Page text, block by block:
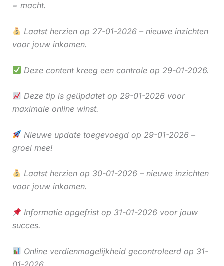
= macht.
Laatst herzien op 27-01-2026 – nieuwe inzichten
voor jouw inkomen.
Deze content kreeg een controle op 29-01-2026.
Deze tip is geüpdatet op 29-01-2026 voor
maximale online winst.
Nieuwe update toegevoegd op 29-01-2026 –
groei mee!
Laatst herzien op 30-01-2026 – nieuwe inzichten
voor jouw inkomen.
Informatie opgefrist op 31-01-2026 voor jouw
succes.
Online verdienmogelijkheid gecontroleerd op 31-
01-2026.